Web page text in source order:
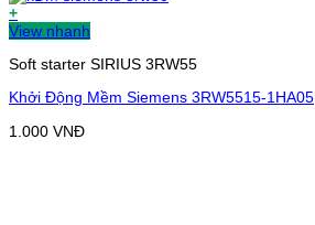
+
View nhanh
Soft starter SIRIUS 3RW55
Khởi Động Mềm Siemens 3RW5515-1HA05
1.000 VNĐ